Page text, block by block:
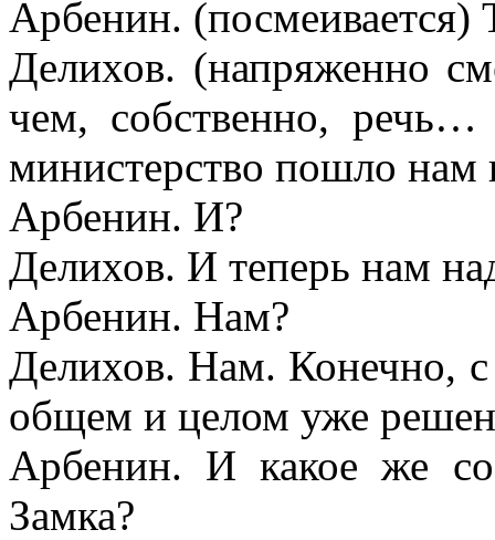
Арбенин. (посмеивается)
Делихов. (напряженно
чем, собственно,
министерство пошло
Арбенин. И?
Делихов. И теперь нам
Арбенин. Нам?
Делихов. Нам. Конечно, с
общем и целом уже
Арбенин. И какое же
Замка?